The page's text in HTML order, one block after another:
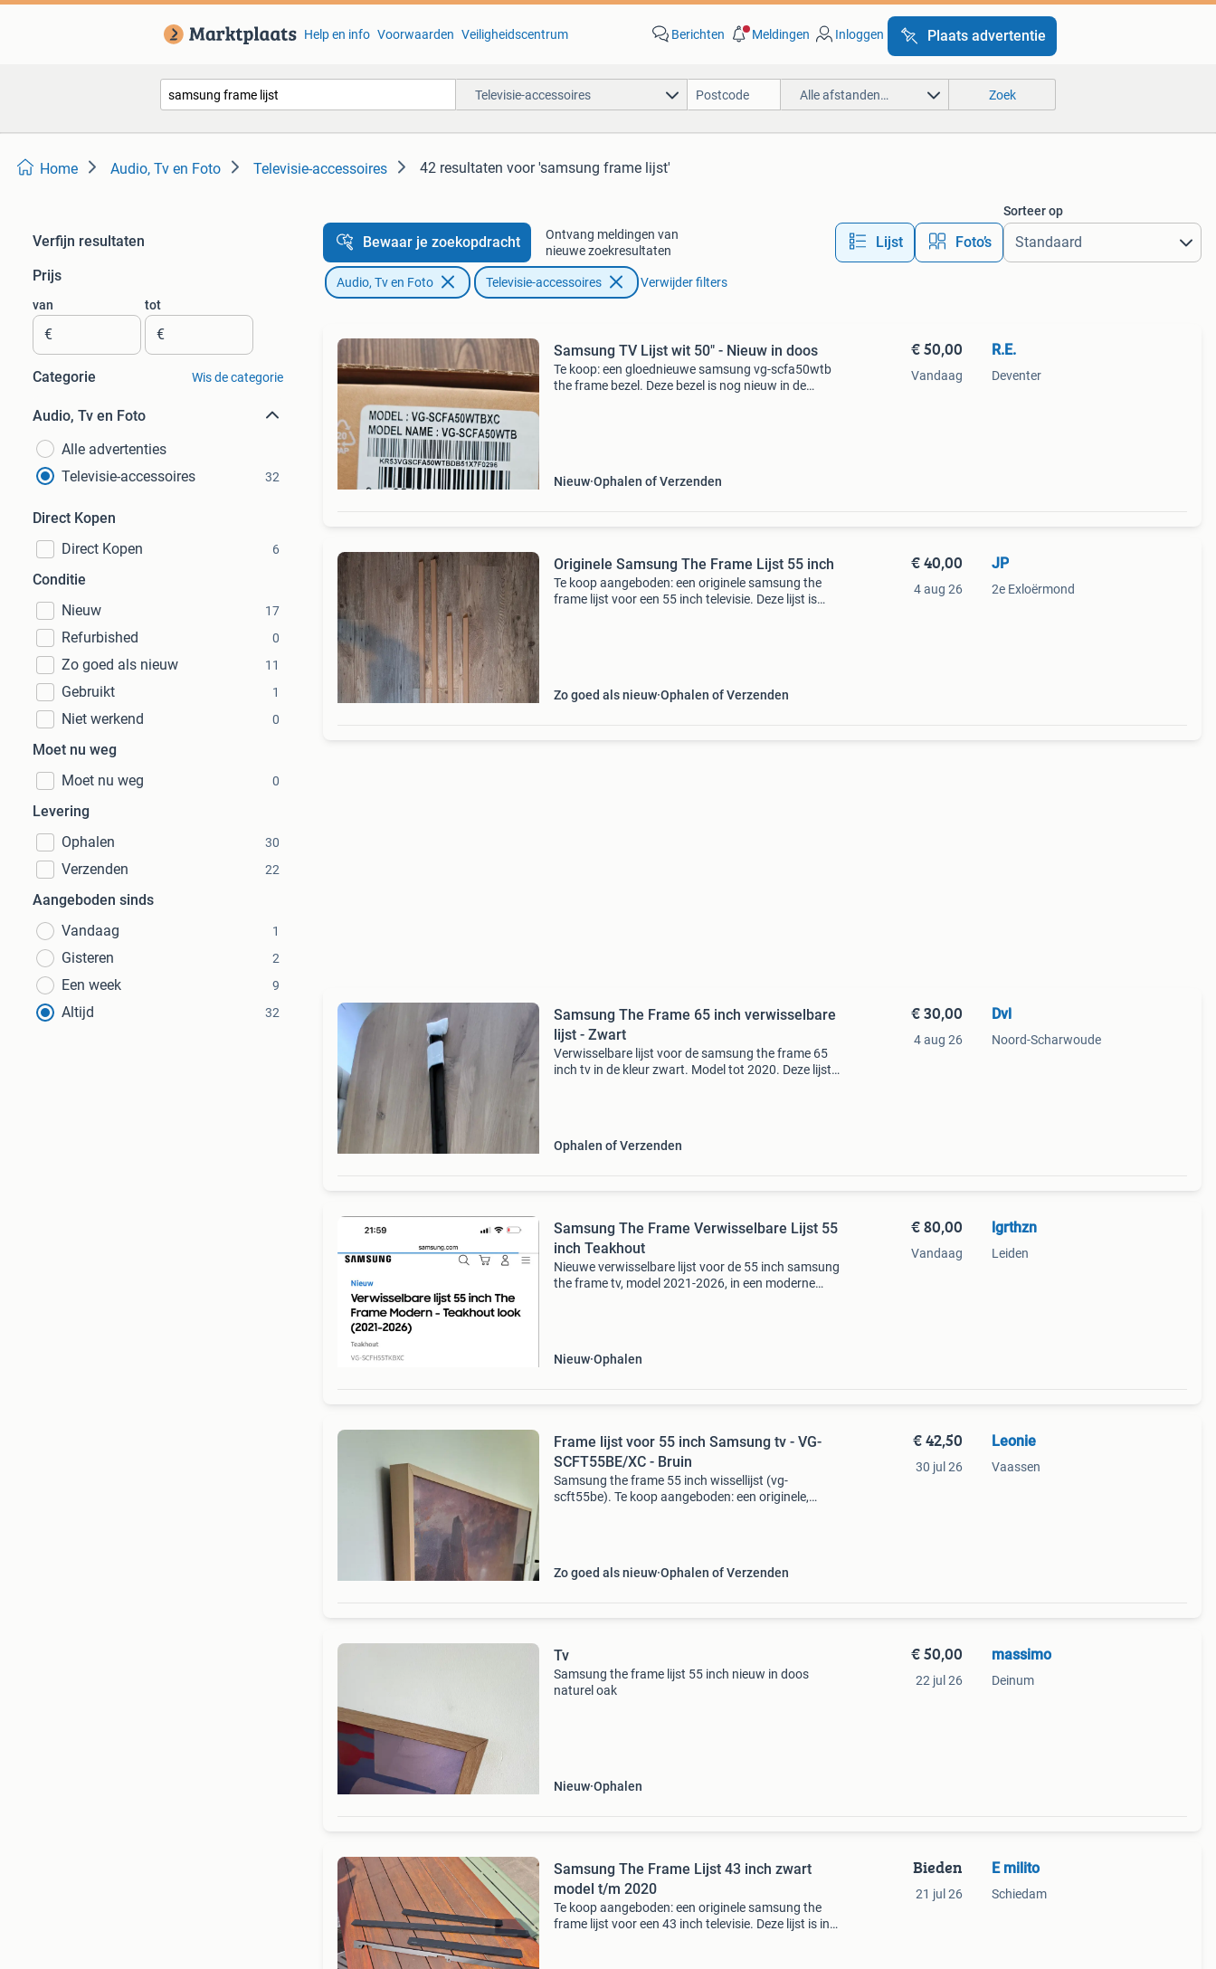
Help en info Voorwaarden Veiligheidscentrum Berichten Meldingen Inloggen Plaats advertentie
Televisie-accessoires Alle afstanden… Zoek
Home Audio, Tv en Foto Televisie-accessoires 42 resultaten voor 'samsung frame lijst'
Verfijn resultaten
Prijs
van
€
tot
€
Categorie Wis de categorie
Audio, Tv en Foto
Alle advertenties
Televisie-accessoires
32
Direct Kopen
Direct Kopen
6
Conditie
Nieuw
17
Refurbished 0
Zo goed als nieuw 11
Gebruikt 1
Niet werkend 0
Moet nu weg
Moet nu weg
0
Levering
Ophalen
30
Verzenden 22
Aangeboden sinds
Vandaag
1
Gisteren 2
Een week 9
Altijd 32
Bewaar je zoekopdracht
Ontvang meldingen van
nieuwe zoekresultaten
Lijst Foto’s
Sorteer op
Audio, Tv en Foto Televisie-accessoires Verwijder filters
Samsung TV Lijst wit 50" - Nieuw in doos
Te koop: een gloednieuwe samsung vg-scfa50wtb
the frame bezel. Deze bezel is nog nieuw in de
Nieuw Ophalen of Verzenden
€ 50,00
Vandaag
R.E.
Deventer
Originele Samsung The Frame Lijst 55 inch
Te koop aangeboden: een originele samsung the
frame lijst voor een 55 inch televisie. Deze lijst is
Zo goed als nieuw Ophalen of Verzenden
€ 40,00
4 aug 26
JP
2e Exloërmond
Samsung The Frame 65 inch verwisselbare
lijst - Zwart
Verwisselbare lijst voor de samsung the frame 65
inch tv in de kleur zwart. Model tot 2020. Deze lijst
Ophalen of Verzenden
€ 30,00
4 aug 26
Dvl
Noord-Scharwoude
Samsung The Frame Verwisselbare Lijst 55
inch Teakhout
Nieuwe verwisselbare lijst voor de 55 inch samsung
the frame tv, model 2021-2026, in een moderne
Nieuw Ophalen
€ 80,00
Vandaag
lgrthzn
Leiden
Frame lijst voor 55 inch Samsung tv - VG-
SCFT55BE/XC - Bruin
Samsung the frame 55 inch wissellijst (vg-
scft55be). Te koop aangeboden: een originele,
Zo goed als nieuw Ophalen of Verzenden
€ 42,50
30 jul 26
Leonie
Vaassen
Tv
Samsung the frame lijst 55 inch nieuw in doos
naturel oak
Nieuw Ophalen
€ 50,00
22 jul 26
massimo
Deinum
Samsung The Frame Lijst 43 inch zwart
model t/m 2020
Te koop aangeboden: een originele samsung the
frame lijst voor een 43 inch televisie. Deze lijst is in
Bieden
21 jul 26
E milito
Schiedam